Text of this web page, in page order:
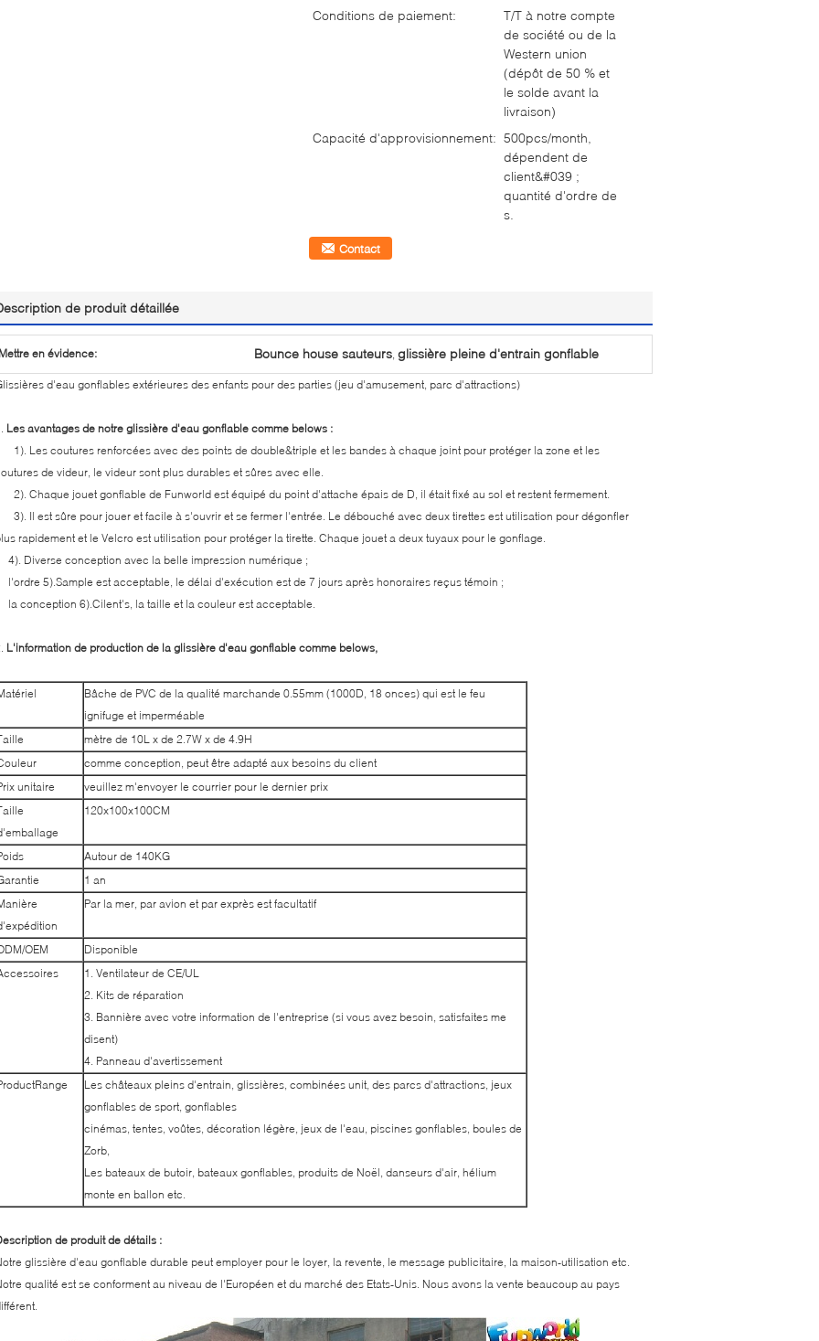
Conditions de paiement:
T/T à notre compte
de société ou de la
Western union
(dépôt de 50 % et
le solde avant la
livraison)
Capacité d'approvisionnement: 500pcs/month,
dépendent de
client&#039 ;
quantité d'ordre de
s.
Contact
de produit détaillée
Mettre en évidence: Bounce house sauteurs, glissière pleine d'entrain gonflable
d'eau gonflables extérieures des enfants pour des parties (jeu d'amusement, parc d'attractions)
Les avantages de notre glissière d'eau gonflable comme belows :
1). Les coutures renforcées avec des points de double&triple et les bandes à chaque joint pour protéger la zone et les
de videur, le videur sont plus durables et sûres avec elle.
2). Chaque jouet gonflable de Funworld est équipé du point d'attache épais de D, il était fixé au sol et restent fermement.
3). Il est sûre pour jouer et facile à s'ouvrir et se fermer l'entrée. Le débouché avec deux tirettes est utilisation pour dégonfler
rapidement et le Velcro est utilisation pour protéger la tirette. Chaque jouet a deux tuyaux pour le gonflage.
4). Diverse conception avec la belle impression numérique ;
l'ordre 5).Sample est acceptable, le délai d'exécution est de 7 jours après honoraires reçus témoin ;
la conception 6).Cilent's, la taille et la couleur est acceptable.
L'information de production de la glissière d'eau gonflable comme belows,
Bâche de PVC de la qualité marchande 0.55mm (1000D, 18 onces) qui est le feu
ignifuge et imperméable
mètre de 10L x de 2.7W x de 4.9H
comme conception, peut être adapté aux besoins du client
unitaire
veuillez m'envoyer le courrier pour le dernier prix
120x100x100CM
Autour de 140KG
1 an
Par la mer, par avion et par exprès est facultatif
OEM
Disponible
1. Ventilateur de CE/UL
2. Kits de réparation
3. Bannière avec votre information de l'entreprise (si vous avez besoin, satisfaites me
disent)
4. Panneau d'avertissement
Les châteaux pleins d'entrain, glissières, combinées unit, des parcs d'attractions, jeux
gonflables de sport, gonflables
cinémas, tentes, voûtes, décoration légère, jeux de l'eau, piscines gonflables, boules de
Zorb,
Les bateaux de butoir, bateaux gonflables, produits de Noël, danseurs d'air, hélium
monte en ballon etc.
de produit de détails :
glissière d'eau gonflable durable peut employer pour le loyer, la revente, le message publicitaire, la maison-utilisation etc.
qualité est se conforment au niveau de l'Européen et du marché des Etats-Unis. Nous avons la vente beaucoup au pays